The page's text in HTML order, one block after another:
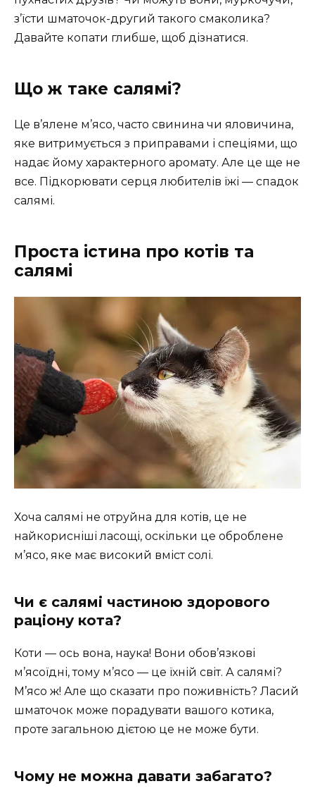
з’їсти шматочок-другий такого смаколика?
Давайте копати глибше, щоб дізнатися.
Що ж таке салямі?
Це в’ялене м’ясо, часто свинина чи яловичина,
яке витримується з приправами і спеціями, що
надає йому характерного аромату. Але це ще не
все. Підкорювати серця любителів їжі — спадок
салямі.
Проста істина про котів та
салямі
Хоча салямі не отруйна для котів, це не
найкорисніші ласощі, оскільки це оброблене
м’ясо, яке має високий вміст солі.
Чи є салямі частиною здорового
раціону кота?
Коти — ось вона, наука! Вони обов’язкові
м’ясоїдні, тому м’ясо — це їхній світ. А салямі?
М’ясо ж! Але що сказати про поживність? Ласий
шматочок може порадувати вашого котика,
проте загальною дієтою це не може бути.
Чому не можна давати забагато?